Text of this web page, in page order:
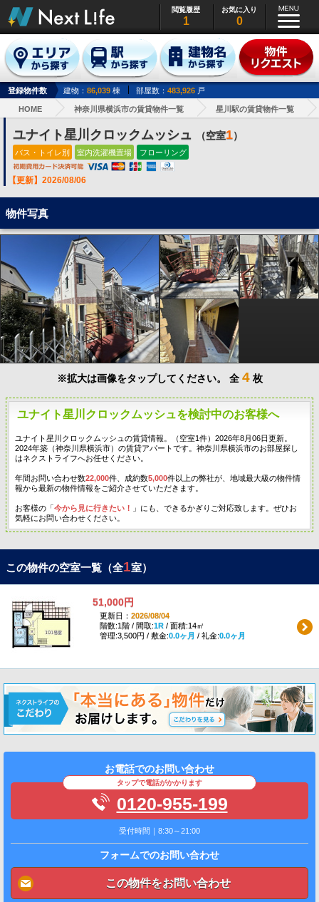
閲覧履歴
1
お気に入り
0
登録物件数 建物： 86,039 棟 部屋数： 483,926 戸
HOME 神奈川県横浜市の賃貸物件一覧 星川駅の賃貸物件一覧
ユナイト星川クロックムッシュ （空室1）
バス・トイレ別 室内洗濯機置場 フローリング
【更新】2026/08/06
物件写真
※拡大は画像をタップしてください。 全 4 枚
ユナイト星川クロックムッシュを検討中のお客様へ
ユナイト星川クロックムッシュの賃貸情報。（空室1件）2026年8月06日更新。
2024年築（神奈川県横浜市）の賃貸アパートです。神奈川県横浜市のお部屋探し
はネクストライフへお任せください。
年間お問い合わせ数22,000件、成約数5,000件以上の弊社が、地域最大級の物件情
報から最新の物件情報をご紹介させていただきます。
お客様の「今から見に行きたい！
」にも、できるかぎりご対応致します。ぜひお
気軽にお問い合わせください。
この物件の空室一覧（全1室）
51,000円
更新日： 2026/08/04
階数:1階 / 間取:1R/ 面積:14㎡
管理:3,500円 / 敷金:0.0ヶ月 / 礼金:0.0ヶ月
お電話でのお問い合わせ
タップで電話がかかります
0120-955-199
受付時間｜8:30～21:00
フォームでのお問い合わせ
この物件をお問い合わせ